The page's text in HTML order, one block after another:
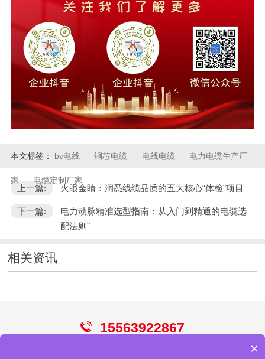
本文标签： bv电线 铜芯电缆 电线电缆 电力电缆生产厂
家 电缆定制厂家
上一篇: 火眼金睛：洞悉线缆品质的五大核心“体检”项目
下一篇:
电力动脉精准选型指南：从入门到精通的电缆选
配法则"
相关资讯
15563922867
×